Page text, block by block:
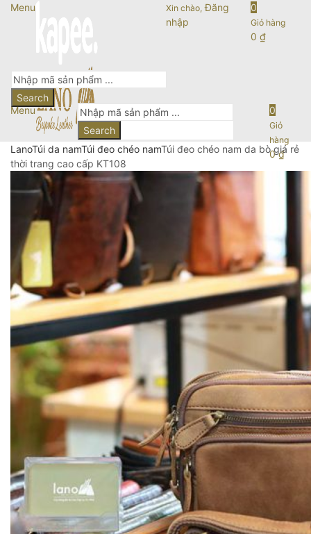
Menu Xin chào, Đăng
nhập
0
Giỏ hàng
0 ₫
Search
Menu
Search
0
Giỏ
hàng
0₫
LanoTúi da namTúi đeo chéo namTúi đeo chéo nam da bò giá rẻ
thời trang cao cấp KT108